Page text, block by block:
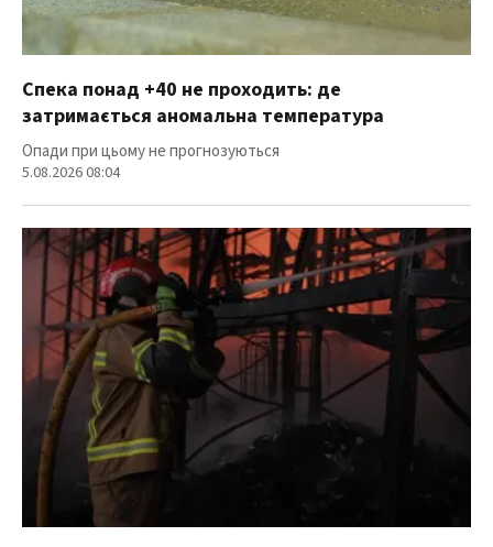
Спека понад +40 не проходить: де
затримається аномальна температура
Опади при цьому не прогнозуються
5.08.2026 08:04